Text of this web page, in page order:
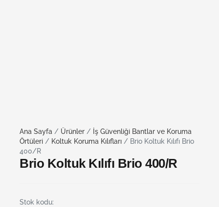
Ana Sayfa / Ürünler / İş Güvenliği Bantlar ve Koruma
Örtüleri / Koltuk Koruma Kılıfları / Brio Koltuk Kılıfı Brio
400/R
Brio Koltuk Kılıfı Brio 400/R
Stok kodu: